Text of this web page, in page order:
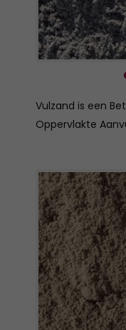
Vulzand is een
Oppervlakte